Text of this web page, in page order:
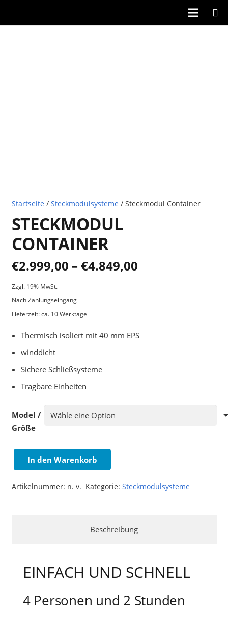
Startseite / Steckmodulsysteme / Steckmodul Container
STECKMODUL
CONTAINER
€2.999,00 – €4.849,00
Zzgl. 19% MwSt.
Nach Zahlungseingang
Lieferzeit: ca. 10 Werktage
Thermisch isoliert mit 40 mm EPS
winddicht
Sichere Schließsysteme
Tragbare Einheiten
Model /
Größe
Steckmodul
Menge
In den Warenkorb
Artikelnummer: n. v. Kategorie: Steckmodulsysteme
Beschreibung
EINFACH UND SCHNELL
4 Personen und 2 Stunden